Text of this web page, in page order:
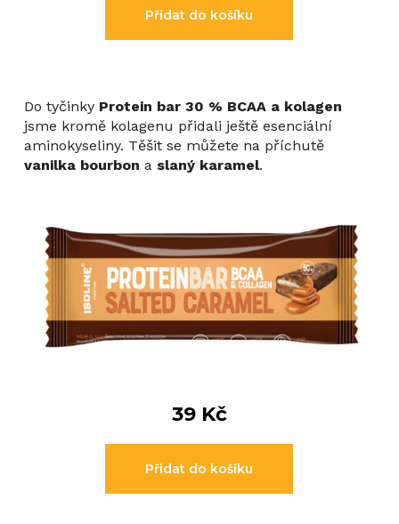
Žádné produkty v košíku.
Přidat do košíku
Do tyčinky Protein bar 30 % BCAA a kolagen
jsme kromě kolagenu přidali ještě esenciální
aminokyseliny. Těšit se můžete na příchutě
vanilka bourbon a slaný karamel.
39 Kč
Přidat do košíku